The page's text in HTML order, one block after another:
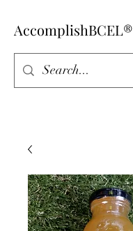
AccomplishBCEL®